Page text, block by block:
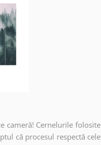
cameră! Cernelurile folosite
că procesul respectă cele